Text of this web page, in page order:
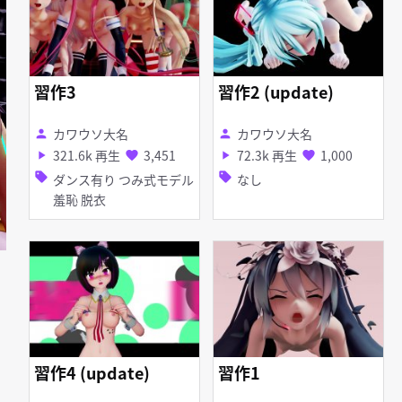
習作3
person カワウソ大名
play_arrow 321.6k 再生 favorite 3,451
sell ダンス有り つみ式モデル
羞恥 脱衣
習作2 (update)
person カワウソ大名
play_arrow 72.3k 再生 favorite 1,000
sell なし
習作4 (update) 習作1